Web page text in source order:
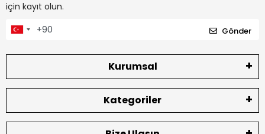
için kayıt olun.
Gönder
Kurumsal
Kategoriler